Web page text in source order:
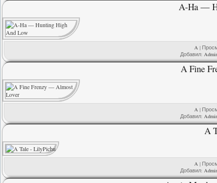
A-Ha —
A |
Добавил:
A Fine
A |
Добавил:
A
A |
Добавил: